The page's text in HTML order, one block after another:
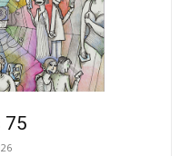
75